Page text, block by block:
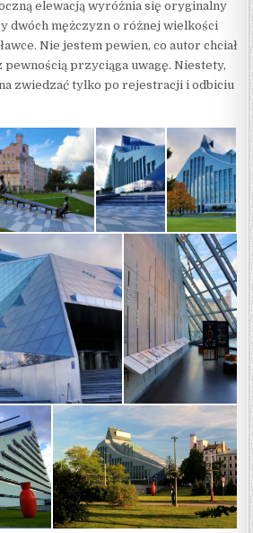
elewacją wyróżnia się oryginalny
dwóch mężczyzn o różnej wielkości
Nie jestem pewien, co autor chciał
pewnością przyciąga uwagę. Niestety,
zwiedzać tylko po rejestracji i odbiciu